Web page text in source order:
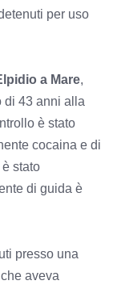
per uso
a Mare,
di 43 anni alla
è stato
cocaina e di
stato
di guida è
presso una
aveva